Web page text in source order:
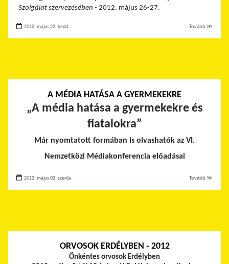
Szolgálat szervezésében - 2012. május 26-27.
2012. május 22. kedd Tovább ≫
A MÉDIA HATÁSA A GYERMEKEKRE
„A média hatása a gyermekekre és
fiatalokra”
Már nyomtatott formában is olvashatók az VI.
Nemzetközi Médiakonferencia előadásai
2012. május 02. szerda Tovább ≫
ORVOSOK ERDÉLYBEN - 2012
Önkéntes orvosok Erdélyben